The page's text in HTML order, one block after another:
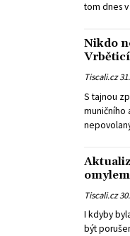
tom dnes v
Nikdo
Tiscali.cz
S tajnou
muničního
(KPR).
(BIS) v
ovšem
byl předán
Ladislav
Tiscali.cz
I kdyby
být